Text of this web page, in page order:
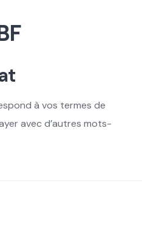
à vos termes de
avec d’autres mots-